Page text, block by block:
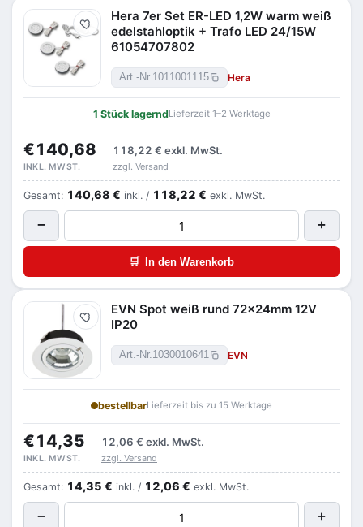
Merken
Hera 7er Set ER-LED 1,2W warm weiß
edelstahloptik + Trafo LED 24/15W
61054707802
Art.-Nr.1011001115 Hera
1 Stück lagerndLieferzeit 1–2 Werktage
€140,68 118,22 € exkl. MwSt.
INKL. MWST. zzgl. Versand
Gesamt: 140,68 € inkl. / 118,22 € exkl. MwSt.
− +
🛒 In den Warenkorb
Merken
EVN Spot weiß rund 72x24mm 12V
IP20
Art.-Nr.1030010641 EVN
bestellbarLieferzeit bis zu 15 Werktage
€14,35 12,06 € exkl. MwSt.
INKL. MWST. zzgl. Versand
Gesamt: 14,35 € inkl. / 12,06 € exkl. MwSt.
− +